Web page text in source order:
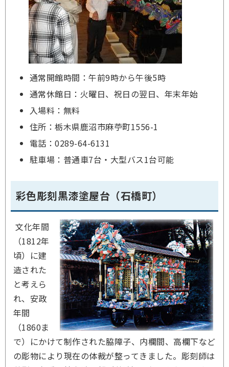
通常開館時間：午前9時から午後5時
通常休館日：火曜日、祝日の翌日、年末年始
入場料：無料
住所：栃木県鹿沼市麻苧町1556-1
電話：0289-64-6131
駐車場：普通車7台・大型バス1台可能
彩色彫刻黒漆塗屋台（石橋町）
文化年間
（1812年
頃）に建
造された
と考えら
れ、安政
年間
（1860ま
で）にかけて制作された脇障子、内欄間、高欄下など
の彫物により現在の体裁が整ってきました。彫刻師は